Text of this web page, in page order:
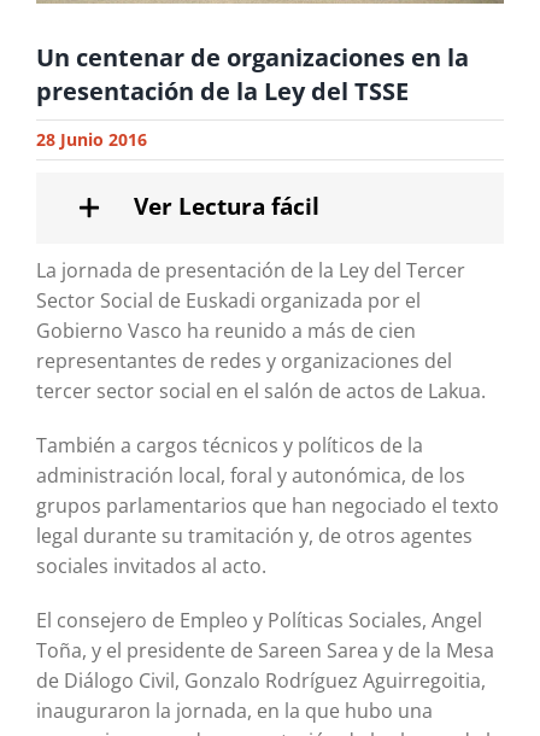
Un centenar de organizaciones en la
presentación de la Ley del TSSE
28 Junio 2016
Ver Lectura fácil
La jornada de presentación de la Ley del Tercer
Sector Social de Euskadi organizada por el
Gobierno Vasco ha reunido a más de cien
representantes de redes y organizaciones del
tercer sector social en el salón de actos de Lakua.
También a cargos técnicos y políticos de la
administración local, foral y autonómica, de los
grupos parlamentarios que han negociado el texto
legal durante su tramitación y, de otros agentes
sociales invitados al acto.
El consejero de Empleo y Políticas Sociales, Angel
Toña, y el presidente de Sareen Sarea y de la Mesa
de Diálogo Civil, Gonzalo Rodríguez Aguirregoitia,
inauguraron la jornada, en la que hubo una